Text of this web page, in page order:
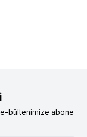
bültenimize abone